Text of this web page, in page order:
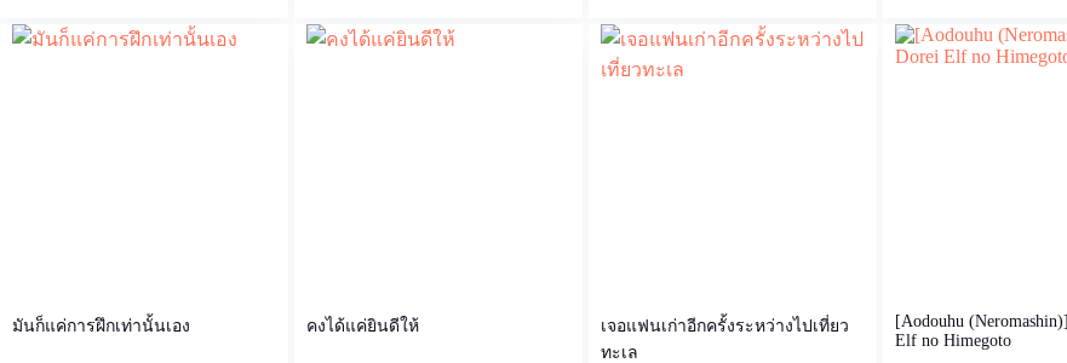
มันก็แค่การฝึกเท่านั้นเอง คงได้แค่ยินดีให้
เจอแฟนเก่าอีกครั้งระหว่างไปเที่ยว
ทะเล
[Aodouhu
Elf no Himegoto